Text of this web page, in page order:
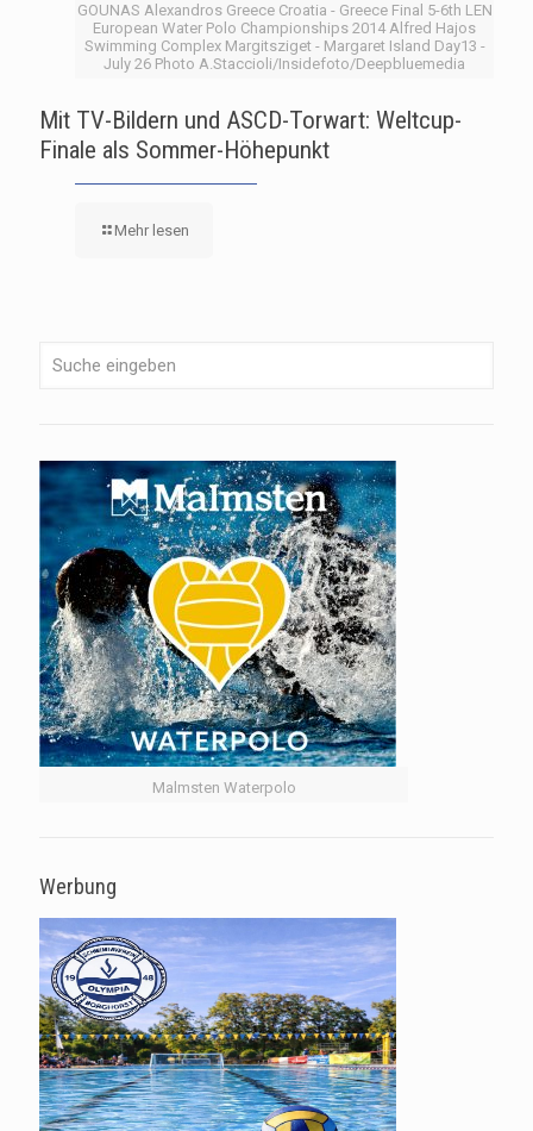
GOUNAS Alexandros Greece Croatia - Greece Final 5-6th LEN
European Water Polo Championships 2014 Alfred Hajos
Swimming Complex Margitsziget - Margaret Island Day13 -
July 26 Photo A.Staccioli/Insidefoto/Deepbluemedia
Mit TV-Bildern und ASCD-Torwart: Weltcup-
Finale als Sommer-Höhepunkt
Mehr lesen
Malmsten Waterpolo
Werbung